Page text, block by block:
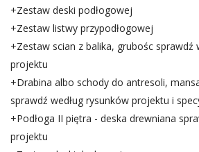
+Zestaw deski podłogowej
+Zestaw listwy przypodłogowej
+Zestaw scian z balika, grubośc sprawdź
projektu
+Drabina albo schody do antresoli,
sprawdź według rysunków projektu i
+Podłoga II piętra - deska drewniana
projektu